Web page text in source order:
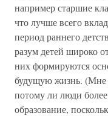
например старшие
что лучше всего
период раннего
разум детей широко
них формируются
будущую жизнь. (Мне
потому ли люди
образование,